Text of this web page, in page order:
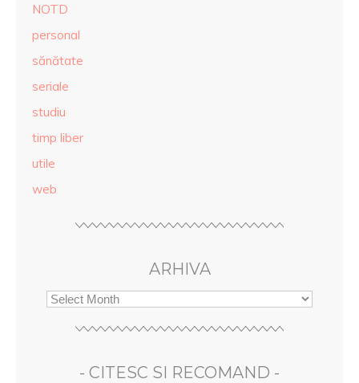
NOTD
personal
sănătate
seriale
studiu
timp liber
utile
web
ARHIVA
- CITESC SI RECOMAND -